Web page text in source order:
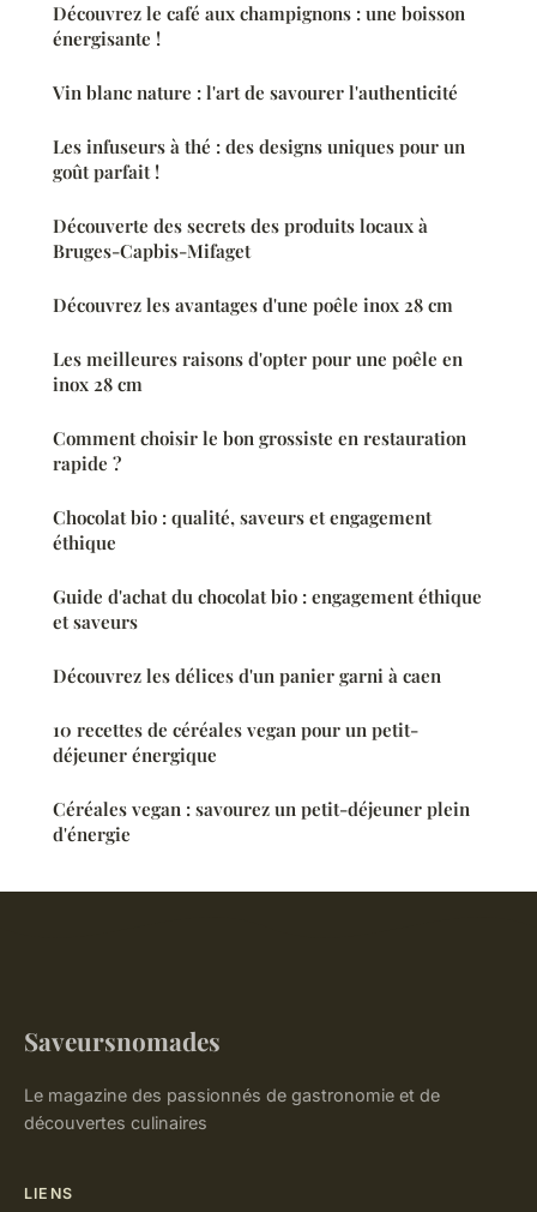
Découvrez le café aux champignons : une boisson
énergisante !
Vin blanc nature : l'art de savourer l'authenticité
Les infuseurs à thé : des designs uniques pour un
goût parfait !
Découverte des secrets des produits locaux à
Bruges-Capbis-Mifaget
Découvrez les avantages d'une poêle inox 28 cm
Les meilleures raisons d'opter pour une poêle en
inox 28 cm
Comment choisir le bon grossiste en restauration
rapide ?
Chocolat bio : qualité, saveurs et engagement
éthique
Guide d'achat du chocolat bio : engagement éthique
et saveurs
Découvrez les délices d'un panier garni à caen
10 recettes de céréales vegan pour un petit-
déjeuner énergique
Céréales vegan : savourez un petit-déjeuner plein
d'énergie
Saveursnomades
Le magazine des passionnés de gastronomie et de
découvertes culinaires
LIENS